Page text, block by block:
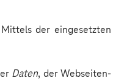
der eingesetzten
Daten, der Webseiten-